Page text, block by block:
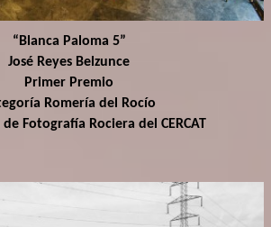
“Blanca Paloma 5”
José Reyes Belzunce
Primer Premio
Romería del Rocío
Fotografía Rociera del CERCAT